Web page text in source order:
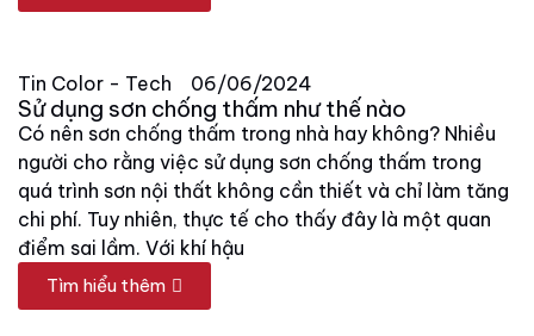
Tin Color - Tech 06/06/2024
Sử dụng sơn chống thấm như thế nào
Có nên sơn chống thấm trong nhà hay không? Nhiều
người cho rằng việc sử dụng sơn chống thấm trong
quá trình sơn nội thất không cần thiết và chỉ làm tăng
chi phí. Tuy nhiên, thực tế cho thấy đây là một quan
điểm sai lầm. Với khí hậu
Tìm hiểu thêm